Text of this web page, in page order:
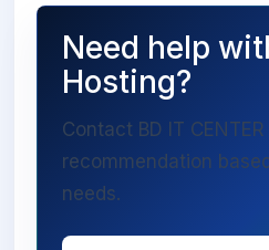
Need help
Hosting?
Contact BD IT
recommendation
needs.